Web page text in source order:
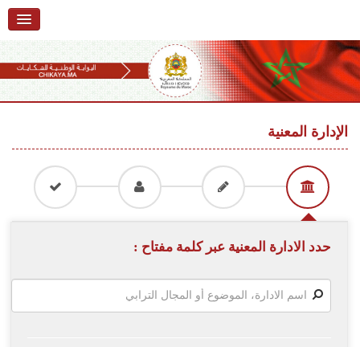
الرئيسية
حول البوابة
تقديم شكاية
تتبع شكاية
تقديم ملاحظة
إحصائيات
navigation
content
الإدارة المعنية
حدد الادارة المعنية عبر كلمة مفتاح :